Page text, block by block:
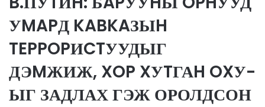
УMAPД KABKAЗЫH
TEPPOPИCTУУДЫГ
ДЭMЖИЖ, XOP XУTГАH OXУ-
ЫГ ЗАДЛАХ ГЭЖ ОРОЛДСОН